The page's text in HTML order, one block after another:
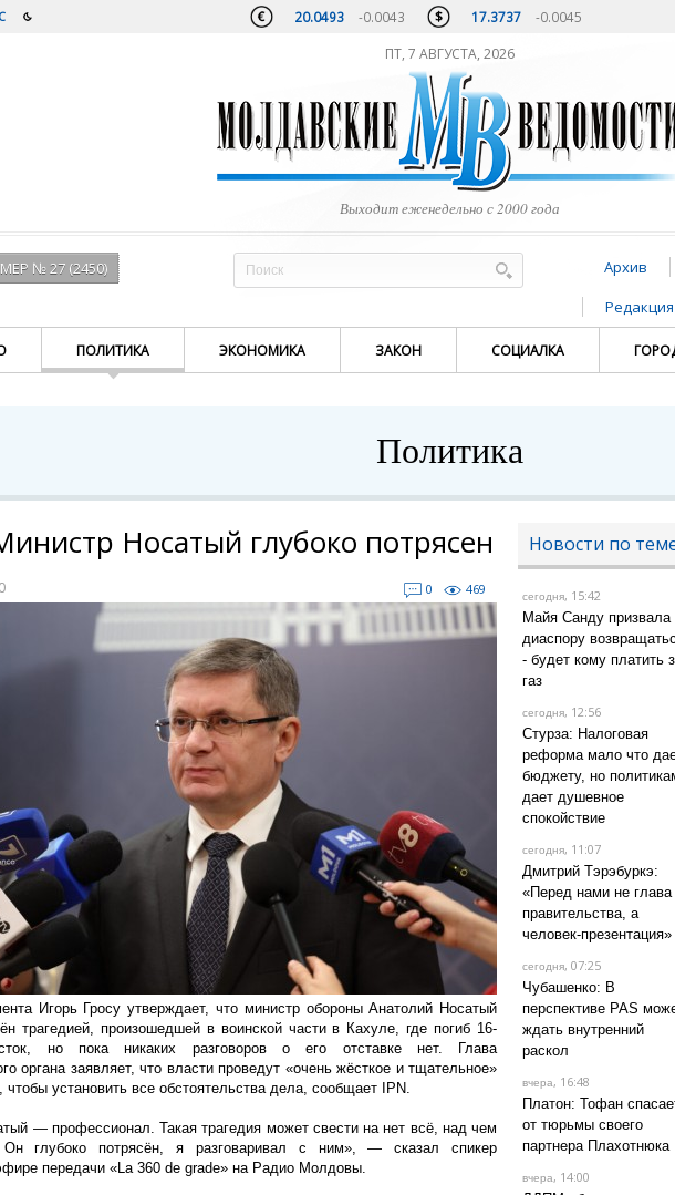
20.0493 -0.0043 17.3737 -0.0045
ПТ, 7 АВГУСТА, 2026
Выходит еженедельно с 2000 года
№ 27 (2450) Архив
Редакция
ПОЛИТИКА ЭКОНОМИКА ЗАКОН СОЦИАЛКА
Политика
Носатый глубоко потрясен
0 469
Игорь Гросу утверждает, что министр обороны Анатолий Носатый
трагедией, произошедшей в воинской части в Кахуле, где погиб 16-
но пока никаких разговоров о его отставке нет. Глава
органа заявляет, что власти проведут «очень жёсткое и тщательное»
чтобы установить все обстоятельства дела, сообщает IPN.
— профессионал. Такая трагедия может свести на нет всё, над чем
глубоко потрясён, я разговаривал с ним», — сказал спикер
передачи «La 360 de grade» на Радио Молдовы.
Новости по
сегодня, 15:42
Майя Санду призвала
диаспору
- будет кому платить
газ
сегодня, 12:56
Стурза: Налоговая
реформа мало что
бюджету, но
дает душевное
спокойствие
сегодня, 11:07
Дмитрий Тэрэбуркэ:
«Перед нами не глава
правительства, а
человек-презентация»
сегодня, 07:25
Чубашенко: В
перспективе PAS
ждать внутренний
раскол
вчера, 16:48
Платон: Тофан
от тюрьмы своего
партнера Плахотнюка
вчера, 14:00